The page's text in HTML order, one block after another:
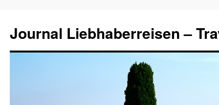
Journal Liebhaberreisen –